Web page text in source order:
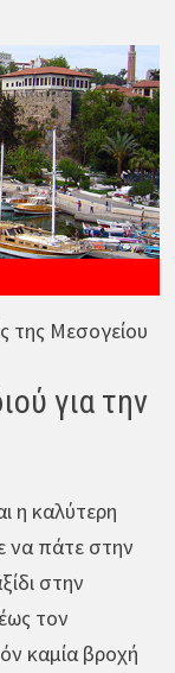
της Μεσογείου
για την
η καλύτερη
να πάτε στην
στην
τον
καμία βροχή